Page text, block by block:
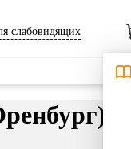
слабовидящих